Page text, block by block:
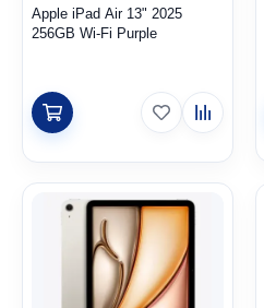
Apple iPad Air 13" 2025
256GB Wi-Fi Purple